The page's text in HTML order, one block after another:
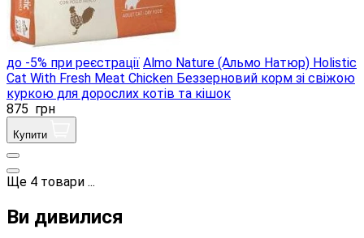
до -5% при реєстрації Almo Nature (Альмо Натюр) Holistic
Cat With Fresh Meat Chicken Беззерновий корм зі свіжою
куркою для дорослих котів та кішок
875 грн
Купити
Ще 4 товари ...
Ви дивилися